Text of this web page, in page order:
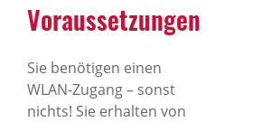
Voraussetzungen
Sie benötigen einen
WLAN-Zugang – sonst
nichts! Sie erhalten von